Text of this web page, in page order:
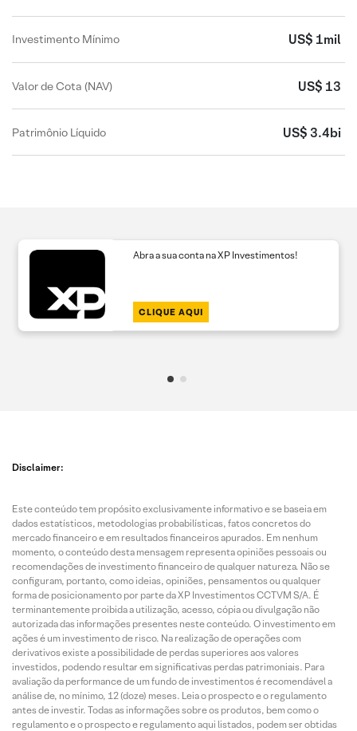
Investimento Mínimo US$ 1mil
Valor de Cota (NAV) US$ 13
Patrimônio Líquido US$ 3.4bi
Abra a sua conta na XP Investimentos!
CLIQUE AQUI
Disclaimer:
Este conteúdo tem propósito exclusivamente informativo e se baseia em
dados estatísticos, metodologias probabilísticas, fatos concretos do
mercado financeiro e em resultados financeiros apurados. Em nenhum
momento, o conteúdo desta mensagem representa opiniões pessoais ou
recomendações de investimento financeiro de qualquer natureza. Não se
configuram, portanto, como ideias, opiniões, pensamentos ou qualquer
forma de posicionamento por parte da XP Investimentos CCTVM S/A. É
terminantemente proibida a utilização, acesso, cópia ou divulgação não
autorizada das informações presentes neste conteúdo. O investimento em
ações é um investimento de risco. Na realização de operações com
derivativos existe a possibilidade de perdas superiores aos valores
investidos, podendo resultar em significativas perdas patrimoniais. Para
avaliação da performance de um fundo de investimentos é recomendável a
análise de, no mínimo, 12 (doze) meses. Leia o prospecto e o regulamento
antes de investir. Todas as informações sobre os produtos, bem como o
regulamento e o prospecto e regulamento aqui listados, podem ser obtidas